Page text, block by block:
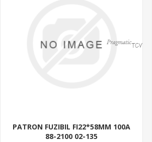
PATRON FUZIBIL FI22*58MM 100A
88-2100 02-135